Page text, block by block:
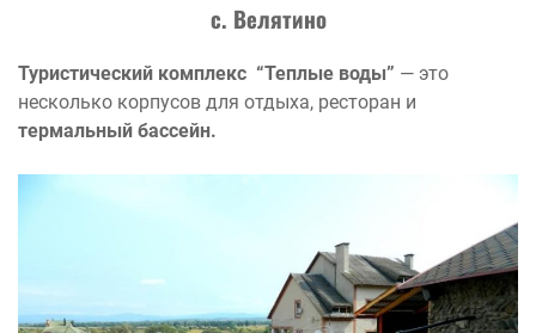
с. Велятино
Туристический комплекс “Теплые воды” — это
несколько корпусов для отдыха, ресторан и
термальный бассейн.